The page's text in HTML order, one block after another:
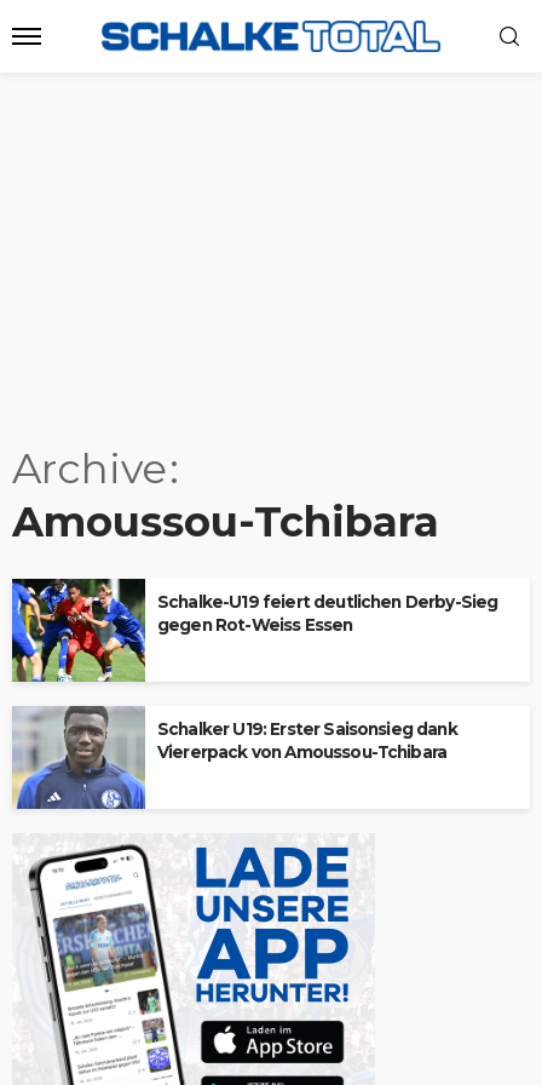
Archive
Amoussou-Tchibara
Schalke-U19 feiert deutlichen Derby-Sieg
gegen Rot-Weiss Essen
Schalker U19: Erster Saisonsieg dank
Viererpack von Amoussou-Tchibara